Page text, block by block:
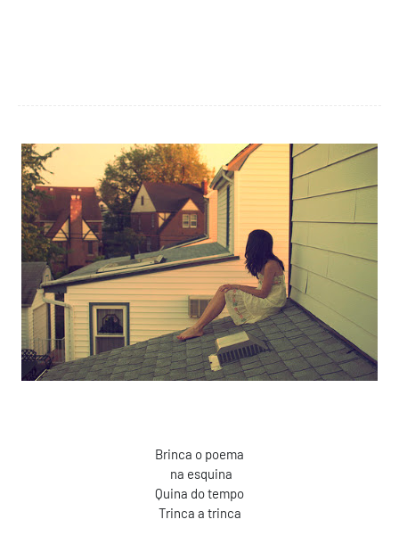
Brinca o poema
na esquina
Quina do tempo
Trinca a trinca